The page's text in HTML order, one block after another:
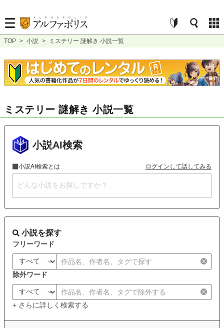
TOP > 小説 > ミステリー 謎解き 小説一覧
ミステリー 謎解き 小説一覧
小説AI検索
小説AI検索とは ログインして話してみる
小説を探す
フリーワード
除外ワード
+ さらに詳しく検索する